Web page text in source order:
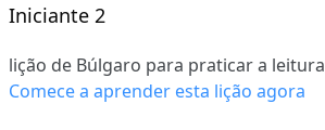
Iniciante 2
lição de Búlgaro para praticar a leitura
Comece a aprender esta lição agora